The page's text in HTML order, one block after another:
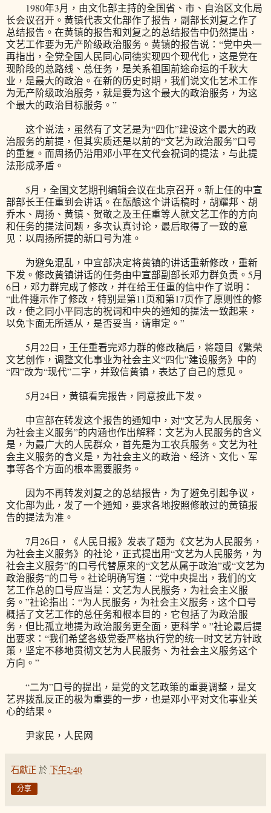
1980年3月，由文化部主持的全国省、市、自治区文化局
长会议召开。黄镇代表文化部作了报告，副部长刘复之作了
总结报告。在黄镇的报告和刘复之的总结报告中仍然提出，
文艺工作要为无产阶级政治服务。黄镇的报告说：“党中央一
再指出，全党全国人民同心同德实现四个现代化，这是党在
现阶段的总路线、总任务，是关系祖国前途命运的千秋大
业，是最大的政治。在新的历史时期，我们说文化艺术工作
为无产阶级政治服务，就是要为这个最大的政治服务，为这
个最大的政治目标服务。”
这个说法，虽然有了文艺是为“四化”建设这个最大的政
治服务的前提，但其实质还是以前的“文艺为政治服务”口号
的重复。而周扬仍沿用邓小平在文代会祝词的提法，与此提
法形成矛盾。
5月，全国文艺期刊编辑会议在北京召开。新上任的中宣
部部长王任重到会讲话。在酝酿这个讲话稿时，胡耀邦、胡
乔木、周扬、黄镇、贺敬之及王任重等人就文艺工作的方向
和任务的提法问题，多次认真讨论，最后取得了一致的意
见：以周扬所提的新口号为准。
为避免混乱，中宜部决定将黄镇的讲话重新修改，重新
下发。修改黄镇讲话的任务由中宣部副部长邓力群负责。5月
6日，邓力群完成了修改，并在给王任重的信中作了说明：
“此件遵示作了修改，特别是第11页和第17页作了原则性的修
改，使之同小平同志的祝词和中央的通知的提法一致起来，
以免卞面无所适从，是否妥当，请审定。”
5月22日，王任重看完邓力群的修改稿后，将题目《繁荣
文艺创作，调整文化事业为社会主义“四化”建设服务》中的
“四”改为“现代”二字，并致信黄镇，表达了自己的意见。
5月24日，黄镇看完报告，同意按此下发。
中宣部在转发这个报告的通知中，对“文艺为人民服务、
为社会主义服务”的内涵也作出解释：文艺为人民服务的含义
是，为最广大的人民群众，首先是为工农兵服务。文艺为社
会主义服务的含义是，为社会主义的政治、经济、文化、军
事等各个方面的根本需要服务。
因为不再转发刘复之的总结报告，为了避免引起争议，
文化部为此，发了一个通知，要求各地按照修敢过的黄镇报
告的提法为准。
7月26日，《人民日报》发表了题为《文艺为人民服务，
为社会主义服务》的社论，正式提出用“文艺为人民服务，为
社会主义服务”的口号代替原来的“文艺从属于政治”或“文艺为
政治服务”的口号。社论明确写道：“党中央提出，我们的文
艺工作总的口号应当是：文艺为人民服务，为社会主义服
务。”社论指出：“为人民服务，为社会主义服务，这个口号
概括了文艺工作的总任务和根本目的，它包括了为政治服
务，但比孤立地提为政治服务更全面，更科学。”社论最后提
出要求：“我们希望各级党委严格执行党的统一时文艺方针政
策，坚定不移地贯彻文艺为人民服务、为社会主义服务这个
方向。”
“二为”口号的提出，是党的文艺政策的重要调整，是文
艺界拨乱反正的极为重要的一步，也是邓小平对文化事业关
心的结果。
尹家民，人民网
石獻正 於 下午2:40
分享